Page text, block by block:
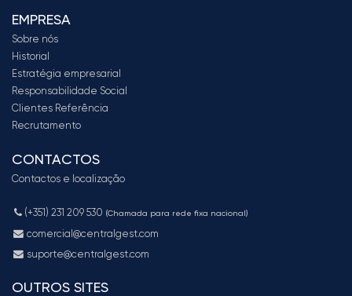
EMPRESA
Sobre nós
Historial
Estratégia empresarial
Responsabilidade Social
Clientes Referência
Recrutamento
CONTACTOS
Contactos e localização
(+351) 231 209 530 (Chamada para rede fixa nacional)
comercial@centralgest.com
suporte@centralgest.com
OUTROS SITES